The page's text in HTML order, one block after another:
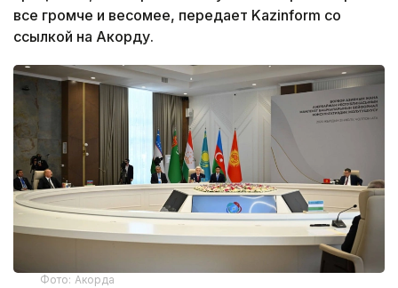
все громче и весомее, передает Kazinform со
ссылкой на Акорду.
Фото: Акорда